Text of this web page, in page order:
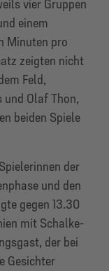
vier Gruppen
einem
Minuten pro
zeigten nicht
Feld,
und Olaf Thon,
beiden Spiele
der
und den
gegen 13.30
mit Schalke-
der bei
Gesichter